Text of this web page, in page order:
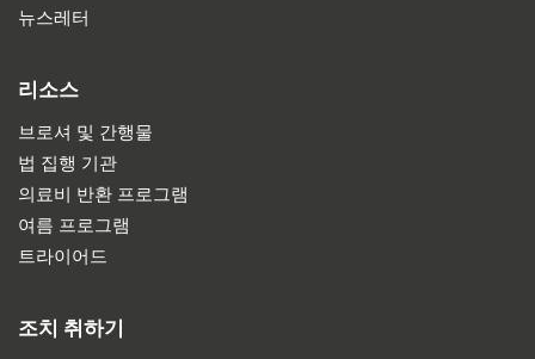
뉴스레터
리소스
브로셔 및 간행물
법 집행 기관
의료비 반환 프로그램
여름 프로그램
트라이어드
조치 취하기